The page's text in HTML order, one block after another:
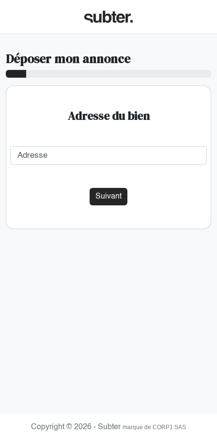
Déposer mon annonce
Adresse du bien
Adresse
Suivant
Copyright © 2026 - Subter marque de CORP1 SAS